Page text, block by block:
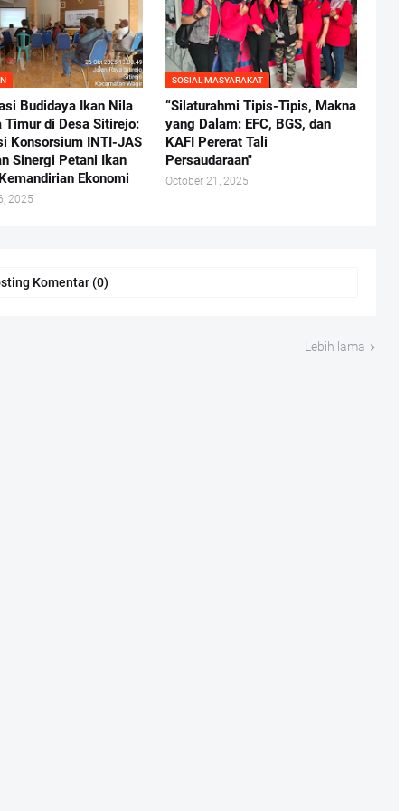
Budidaya Ikan Nila
Timur di Desa Sitirejo:
Konsorsium INTI-JAS
Sinergi Petani Ikan
Ekonomi
2025
SOSIAL MASYARAKAT
“Silaturahmi Tipis-Tipis, Makna
yang Dalam: EFC, BGS, dan
KAFI Pererat Tali
Persaudaraan"
October 21, 2025
Komentar (0)
Lebih lama